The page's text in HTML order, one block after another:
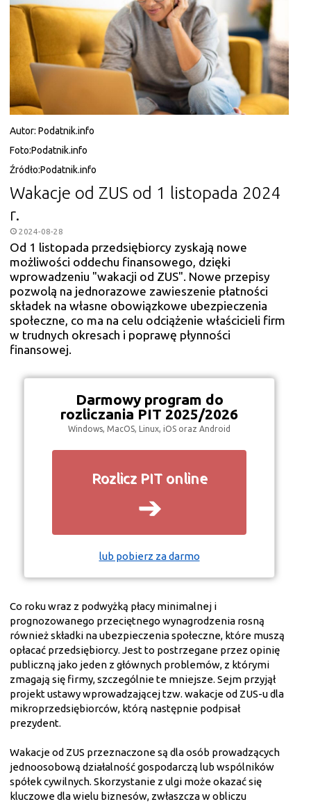
Autor: Podatnik.info
Foto:Podatnik.info
Źródło:Podatnik.info
Wakacje od ZUS od 1 listopada 2024
r.
2024-08-28
Od 1 listopada przedsiębiorcy zyskają nowe
możliwości oddechu finansowego, dzięki
wprowadzeniu "wakacji od ZUS". Nowe przepisy
pozwolą na jednorazowe zawieszenie płatności
składek na własne obowiązkowe ubezpieczenia
społeczne, co ma na celu odciążenie właścicieli firm
w trudnych okresach i poprawę płynności
finansowej.
Darmowy program do
rozliczania PIT 2025/2026
Windows, MacOS, Linux, iOS oraz Android
Rozlicz PIT online
➔
lub pobierz za darmo
Co roku wraz z podwyżką płacy minimalnej i
prognozowanego przeciętnego wynagrodzenia rosną
również składki na ubezpieczenia społeczne, które muszą
opłacać przedsiębiorcy. Jest to postrzegane przez opinię
publiczną jako jeden z głównych problemów, z którymi
zmagają się firmy, szczególnie te mniejsze. Sejm przyjął
projekt ustawy wprowadzającej tzw. wakacje od ZUS-u dla
mikroprzedsiębiorców, którą następnie podpisał
prezydent.
Wakacje od ZUS przeznaczone są dla osób prowadzących
jednoosobową działalność gospodarczą lub wspólników
spółek cywilnych. Skorzystanie z ulgi może okazać się
kluczowe dla wielu biznesów, zwłaszcza w obliczu